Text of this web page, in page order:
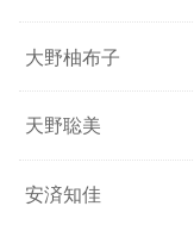
大野柚布子
天野聡美
安済知佳